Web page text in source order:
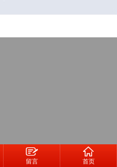

留言

首页